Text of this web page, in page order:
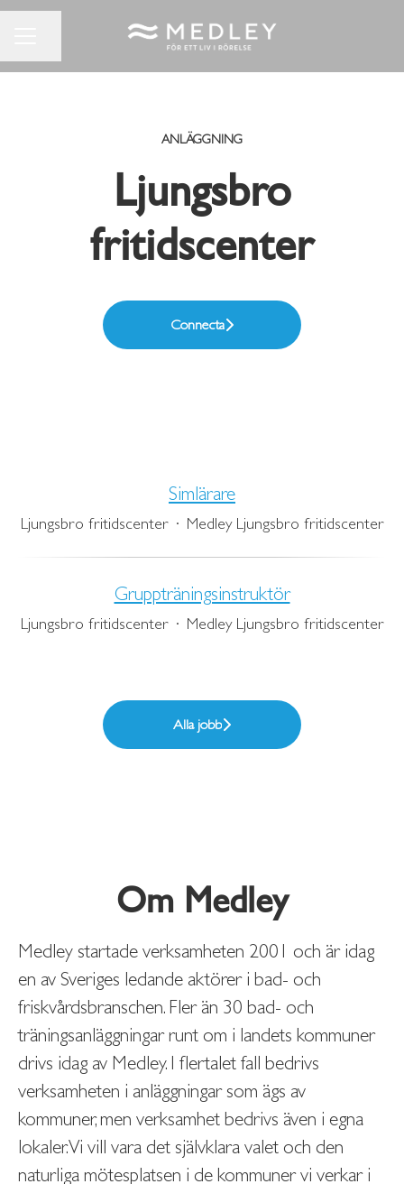
ANLÄGGNING
Ljungsbro
fritidscenter
Connecta
Simlärare
Ljungsbro fritidscenter · Medley Ljungsbro fritidscenter
Gruppträningsinstruktör
Ljungsbro fritidscenter · Medley Ljungsbro fritidscenter
Alla jobb
Om Medley
Medley startade verksamheten 2001 och är idag
en av Sveriges ledande aktörer i bad- och
friskvårdsbranschen. Fler än 30 bad- och
träningsanläggningar runt om i landets kommuner
drivs idag av Medley. I flertalet fall bedrivs
verksamheten i anläggningar som ägs av
kommuner, men verksamhet bedrivs även i egna
lokaler. Vi vill vara det självklara valet och den
naturliga mötesplatsen i de kommuner vi verkar i